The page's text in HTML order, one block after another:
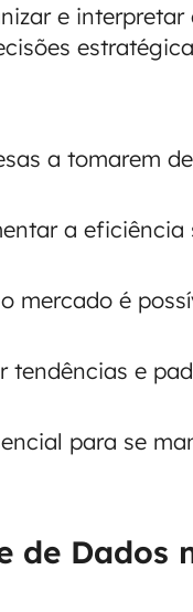
e interpretar
a tomarem
a
mercado é
e
para se
Dados